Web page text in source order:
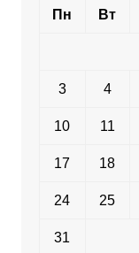
Пн Вт
3 4
10 11
17 18
24 25
31